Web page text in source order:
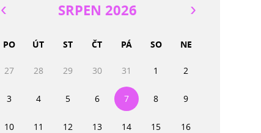
SRPEN 2026
PO ÚT ST ČT PÁ SO NE
27 28 29 30 31 1 2
3 4 5 6 7 8 9
10 11 12 13 14 15 16